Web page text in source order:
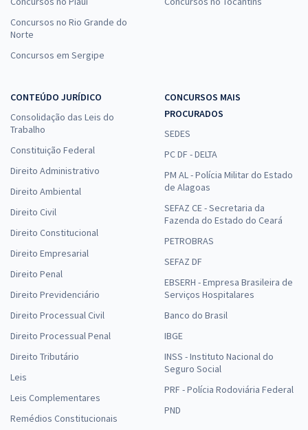
Concursos no Rio Grande do
Norte
Concursos em Sergipe
CONTEÚDO JURÍDICO
Consolidação das Leis do
Trabalho
Constituição Federal
Direito Administrativo
Direito Ambiental
Direito Civil
Direito Constitucional
Direito Empresarial
Direito Penal
Direito Previdenciário
Direito Processual Civil
Direito Processual Penal
Direito Tributário
Leis
Leis Complementares
Remédios Constitucionais
CONCURSOS MAIS
PROCURADOS
SEDES
PC DF - DELTA
PM AL - Polícia Militar do Estado
de Alagoas
SEFAZ CE - Secretaria da
Fazenda do Estado do Ceará
PETROBRAS
SEFAZ DF
EBSERH - Empresa Brasileira de
Serviços Hospitalares
Banco do Brasil
IBGE
INSS - Instituto Nacional do
Seguro Social
PRF - Polícia Rodoviária Federal
PND